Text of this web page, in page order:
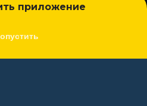
приложение